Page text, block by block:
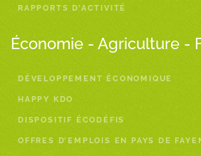
RAPPORTS D’ACTIVITÉ
Économie - Agriculture -
DÉVELOPPEMENT ÉCONOMIQUE
HAPPY KDO
DISPOSITIF ÉCODÉFIS
OFFRES D’EMPLOIS EN PAYS DE